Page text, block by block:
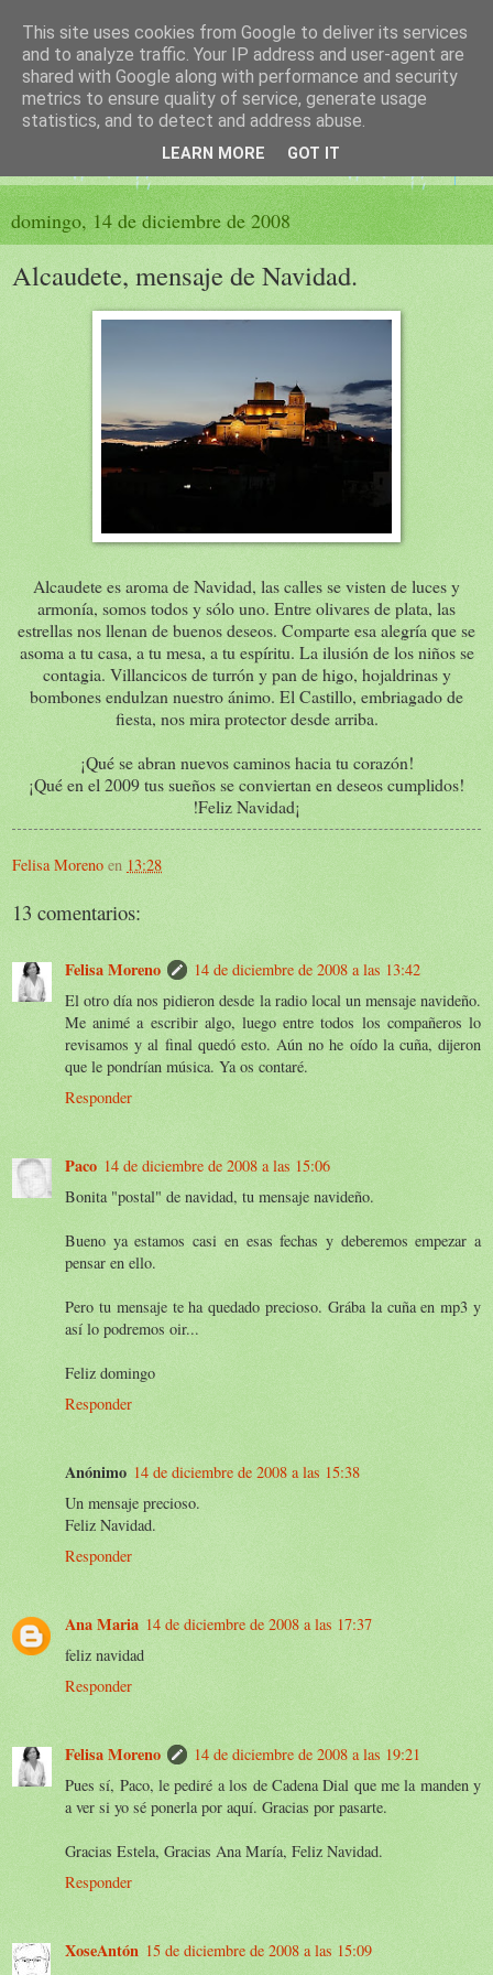
El sueño de las palabras
PÁGINA LITERARIA DE FELISA MORENO
domingo, 14 de diciembre de 2008
Alcaudete, mensaje de Navidad.
Alcaudete es aroma de Navidad, las calles se visten de luces y
armonía, somos todos y sólo uno. Entre olivares de plata, las
estrellas nos llenan de buenos deseos. Comparte esa alegría que se
asoma a tu casa, a tu mesa, a tu espíritu. La ilusión de los niños se
contagia. Villancicos de turrón y pan de higo, hojaldrinas y
bombones endulzan nuestro ánimo. El Castillo, embriagado de
fiesta, nos mira protector desde arriba.
¡Qué se abran nuevos caminos hacia tu corazón!
¡Qué en el 2009 tus sueños se conviertan en deseos cumplidos!
!Feliz Navidad¡
Felisa Moreno en 13:28
13 comentarios:
Felisa Moreno
14 de diciembre de 2008 a las 13:42
El otro día nos pidieron desde la radio local un mensaje navideño.
Me animé a escribir algo, luego entre todos los compañeros lo
revisamos y al final quedó esto. Aún no he oído la cuña, dijeron
que le pondrían música. Ya os contaré.
Responder
Paco 14 de diciembre de 2008 a las 15:06
Bonita "postal" de navidad, tu mensaje navideño.
Bueno ya estamos casi en esas fechas y deberemos empezar a
pensar en ello.
Pero tu mensaje te ha quedado precioso. Grába la cuña en mp3 y
así lo podremos oir...
Feliz domingo
Responder
Anónimo 14 de diciembre de 2008 a las 15:38
Un mensaje precioso.
Feliz Navidad.
Responder
Ana Maria 14 de diciembre de 2008 a las 17:37
feliz navidad
Responder
Felisa Moreno
14 de diciembre de 2008 a las 19:21
Pues sí, Paco, le pediré a los de Cadena Dial que me la manden y
a ver si yo sé ponerla por aquí. Gracias por pasarte.
Gracias Estela, Gracias Ana María, Feliz Navidad.
Responder
XoseAntón 15 de diciembre de 2008 a las 15:09
This site uses cookies from Google to deliver its services
and to analyze traffic. Your IP address and user-agent are
shared with Google along with performance and security
metrics to ensure quality of service, generate usage
statistics, and to detect and address abuse.
LEARN MORE GOT IT